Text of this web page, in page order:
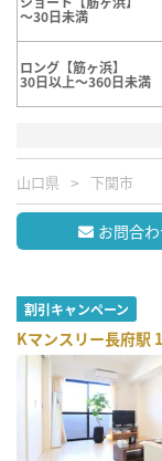
～30日未満
ロング【筋ヶ浜】
30日以上～360日未満
山口県 下関市
お問合
割引キャンペーン
Kマンスリー長府駅